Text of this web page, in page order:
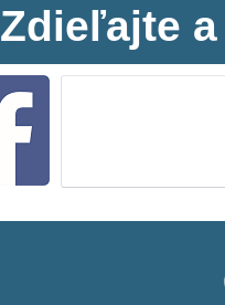
Zdieľajte